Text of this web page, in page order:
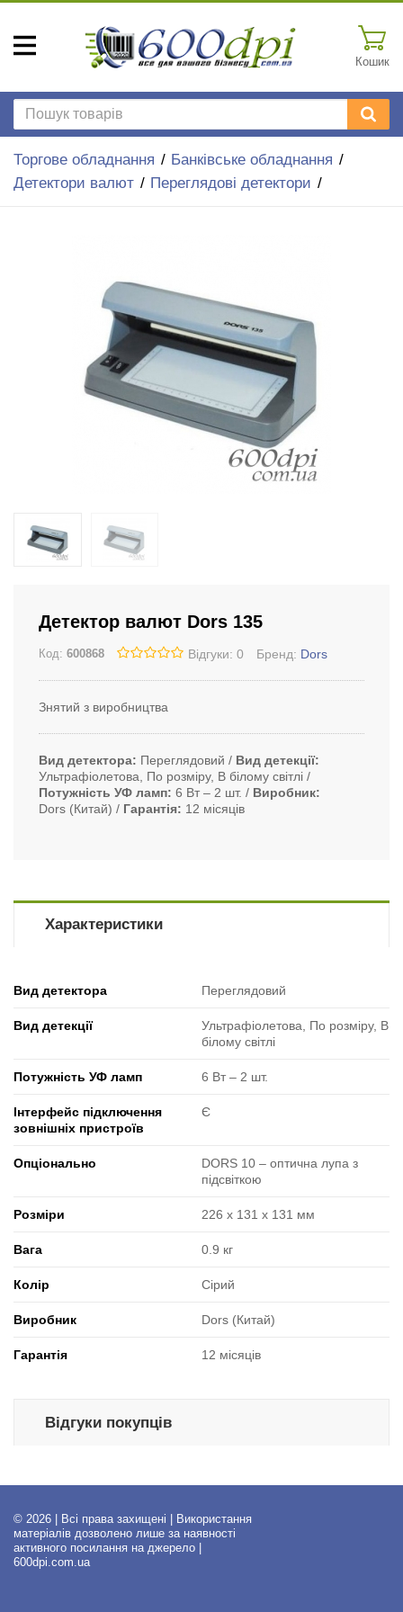
Кошик
Торгове обладнання
Банківське обладнання
Детектори валют
Переглядові детектори
Детектор валют Dors 135
Код: 600868 Відгуки: 0 Бренд: Dors
Знятий з виробництва
Вид детектора Переглядовий
Вид детекції
Ультрафіолетова, По розміру, В білому світлі
Потужність УФ ламп 6 Вт ‒ 2 шт.
Виробник
Dors (Китай)
Гарантія 12 місяців
Характеристики
Вид детектора Переглядовий
Вид детекції
Ультрафіолетова, По розміру, В
білому світлі
Потужність УФ ламп 6 Вт ‒ 2 шт.
Інтерфейс підключення
зовнішніх пристроїв
Є
Опціонально
DORS 10 ‒ оптична лупа з
підсвіткою
Розміри 226 x 131 x 131 мм
Вага 0.9 кг
Колір Сірий
Виробник Dors (Китай)
Гарантія 12 місяців
Відгуки покупців
© 2026 | Всі права захищені | Використання
матеріалів дозволено лише за наявності
активного посилання на джерело |
600dpi.com.ua